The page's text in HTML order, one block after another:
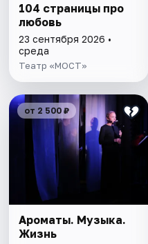
104 страницы про
любовь
23 сентября 2026 •
среда
Театр «МОСТ»
от 2 500 ₽
Ароматы. Музыка.
Жизнь